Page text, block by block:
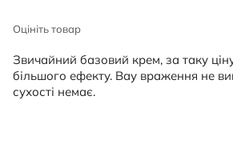
Оцініть товар
Звичайний базовий крем, за таку
більшого ефекту. Вау враження не
сухості немає.